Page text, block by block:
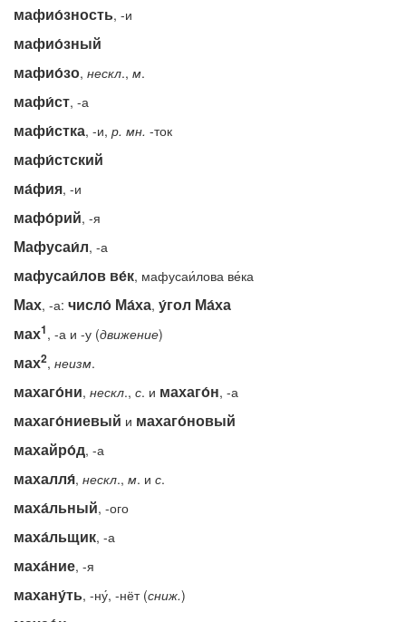
мафио́зность, -и
мафио́зный
мафио́зо, нескл., м.
мафи́ст, -а
мафи́стка, -и, р. мн. -ток
мафи́стский
ма́фия, -и
мафо́рий, -я
Мафусаи́л, -а
мафусаи́лов ве́к, мафусаи́лова ве́ка
Мах, -а: число́ Ма́ха, у́гол Ма́ха
мах1, -а и -у (движение)
мах2, неизм.
махаго́ни, нескл., с. и махаго́н, -а
махаго́ниевый и махаго́новый
махайро́д, -а
махалля́, нескл., м. и с.
маха́льный, -ого
маха́льщик, -а
маха́ние, -я
махану́ть, -ну́, -нёт (сниж.)